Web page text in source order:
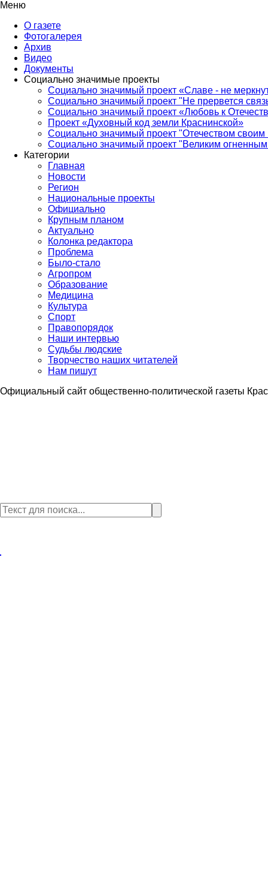
Меню
О газете
Фотогалерея
Архив
Видео
Документы
Социально значимые проекты
Социально значимый проект «Славе - не
Социально значимый проект "Не прервется
Социально значимый проект «Любовь к
Проект «Духовный код земли Краснинской»
Социально значимый проект "Отечеством своим
Социально значимый проект "Великим
Категории
Главная
Новости
Регион
Национальные проекты
Официально
Крупным планом
Актуально
Колонка редактора
Проблема
Было-стало
Агропром
Образование
Медицина
Культура
Спорт
Правопорядок
Наши интервью
Судьбы людские
Творчество наших читателей
Нам пишут
Официальный сайт общественно-политической газеты